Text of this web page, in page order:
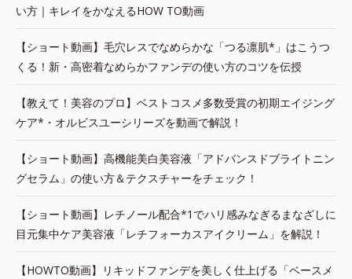
い方｜キレイをかなえるHOW TO動画
【ショート動画】毛穴レスでなめらかな「つる凛肌*」はこうつ
くる！新・高密着なめらかファンデの使い方のコツを伝授
【教えて！美容のプロ】ベストコスメ多数受賞の初期エイジング
ケア*・オルビスユーシリーズを動画で解説！
【ショート動画】高機能美白美容液「アドバンスドブライトニン
グセラム」の使い方＆テクスチャーをチェック！
【ショート動画】レチノール配合*1でハリ感みなぎるまなざしに
目元集中ケア美容液「レチフォーカスアイクリーム」を解説！
【HOWTO動画】リキッドファンデを美しく仕上げる「ベースメ